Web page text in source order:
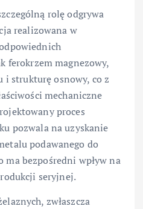
rolę odgrywa
realizowana w
ferokrzem magnezowy,
i strukturę osnowy, co z
mechaniczne
proces
pozwala na uzyskanie
podawanego do
ma bezpośredni wpływ na
seryjnej.
zwłaszcza